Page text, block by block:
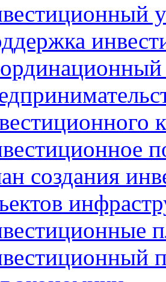
создания